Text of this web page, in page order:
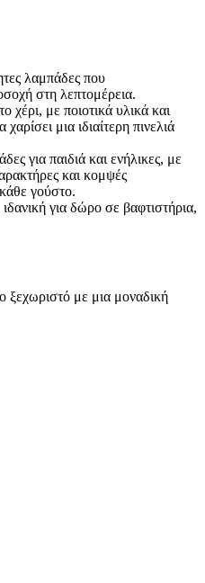
λαμπάδες που
στη λεπτομέρεια.
χέρι, με ποιοτικά υλικά και
μια ιδιαίτερη πινελιά
για παιδιά και ενήλικες, με
και κομψές
γούστο.
για δώρο σε βαφτιστήρια,
ξεχωριστό με μια μοναδική